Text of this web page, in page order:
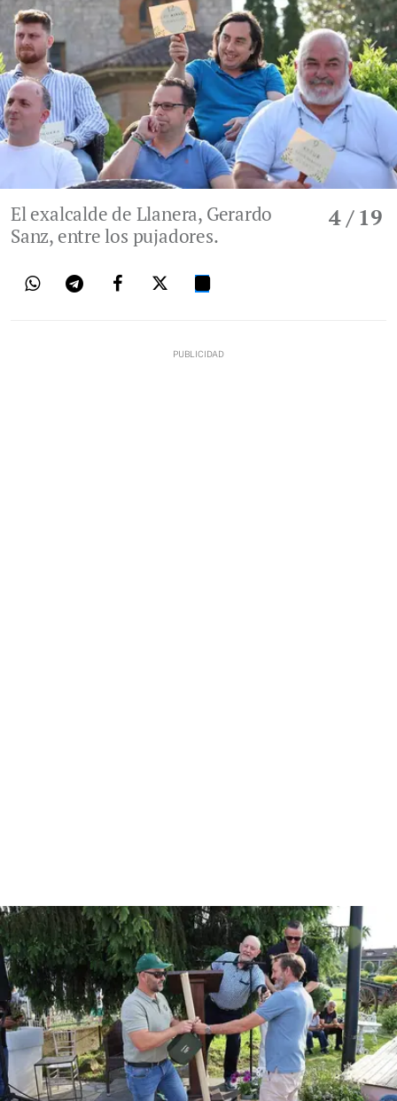
4/ 19
El exalcalde de Llanera, Gerardo
Sanz, entre los pujadores.